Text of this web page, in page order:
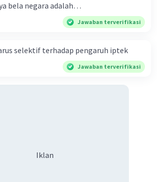
bela negara adalah…
Jawaban terverifikasi
selektif terhadap pengaruh iptek
Jawaban terverifikasi
Iklan